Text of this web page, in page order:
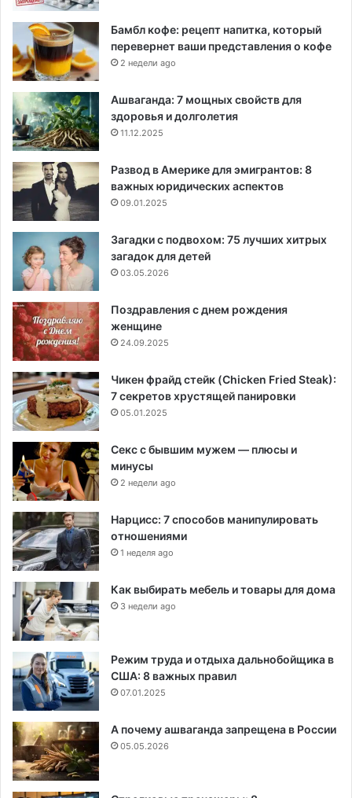
Бамбл кофе: рецепт напитка, который
перевернет ваши представления о кофе
2 недели ago
Ашваганда: 7 мощных свойств для
здоровья и долголетия
11.12.2025
Развод в Америке для эмигрантов: 8
важных юридических аспектов
09.01.2025
Загадки с подвохом: 75 лучших хитрых
загадок для детей
03.05.2026
Поздравления с днем рождения
женщине
24.09.2025
Чикен фрайд стейк (Chicken Fried Steak):
7 секретов хрустящей панировки
05.01.2025
Секс с бывшим мужем — плюсы и
минусы
2 недели ago
Нарцисс: 7 способов манипулировать
отношениями
1 неделя ago
Как выбирать мебель и товары для дома
3 недели ago
Режим труда и отдыха дальнобойщика в
США: 8 важных правил
07.01.2025
А почему ашваганда запрещена в России
05.05.2026